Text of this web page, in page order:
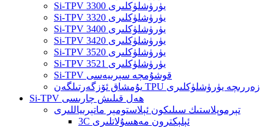
Si-TPV 3300 يۈرۈشلۈكلىرى
Si-TPV 3320 يۈرۈشلۈكلىرى
Si-TPV 3400 يۈرۈشلۈكلىرى
Si-TPV 3420 يۈرۈشلۈكلىرى
Si-TPV 3520 يۈرۈشلۈكلىرى
Si-TPV 3521 يۈرۈشلۈكلىرى
Si-TPV قوشۇمچە سېرىيەسى
يۇمشاق ئۆزگەرتىلگەن TPU زەررىچە يۈرۈشلۈكلىرى
Si-TPV ھەل قىلىش چارىسى
تېرموپلاستىك سىلىكون ئېلاستومېر ماتېرىياللىرى
3C ئېلېكترون مەھسۇلاتلىرى